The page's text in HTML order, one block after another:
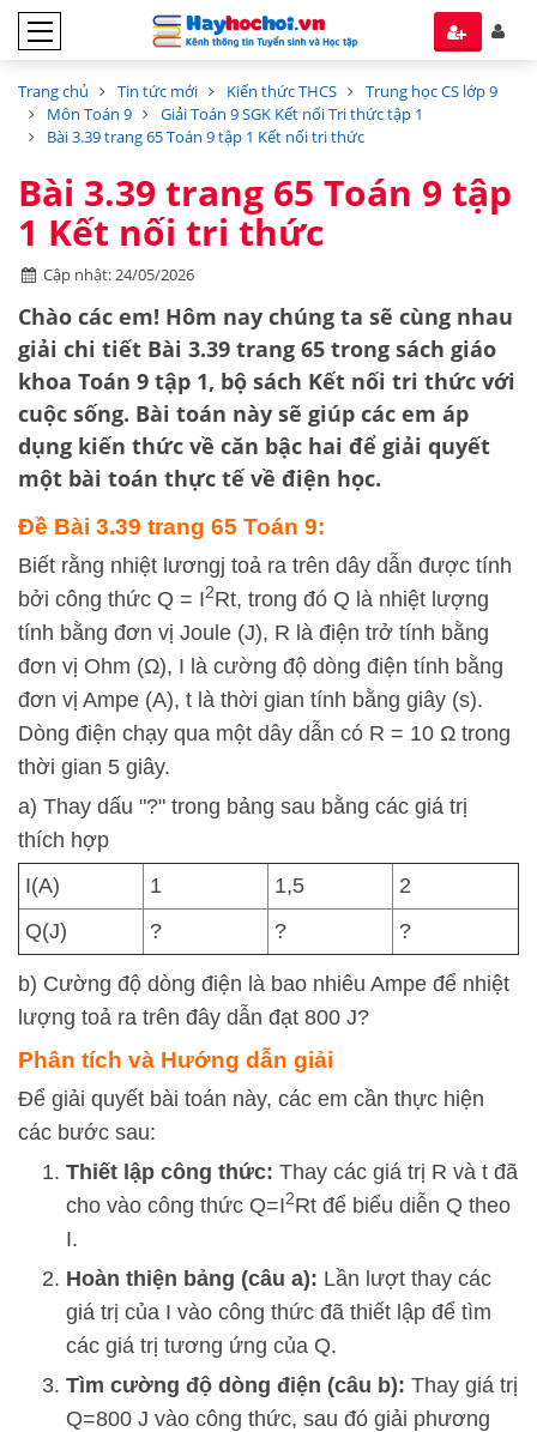
Trang chủ Tin tức mới Kiến thức THCS
Trung học CS lớp 9
Môn Toán 9
Giải Toán 9 SGK Kết nối Tri thức tập 1
Bài 3.39 trang 65 Toán 9 tập 1 Kết nối tri thức
Bài 3.39 trang 65 Toán 9 tập
1 Kết nối tri thức
Cập nhật: 24/05/2026
Chào các em! Hôm nay chúng ta sẽ cùng nhau
giải chi tiết Bài 3.39 trang 65 trong sách giáo
khoa Toán 9 tập 1, bộ sách Kết nối tri thức với
cuộc sống. Bài toán này sẽ giúp các em áp
dụng kiến thức về căn bậc hai để giải quyết
một bài toán thực tế về điện học.
Đề Bài 3.39 trang 65 Toán 9:
Biết rằng nhiệt lươngj toả ra trên dây dẫn được tính
bởi công thức Q = I2Rt, trong đó Q là nhiệt lượng
tính bằng đơn vị Joule (J), R là điện trở tính bằng
đơn vị Ohm (Ω), I là cường độ dòng điện tính bằng
đơn vị Ampe (A), t là thời gian tính bằng giây (s).
Dòng điện chạy qua một dây dẫn có R = 10 Ω trong
thời gian 5 giây.
a) Thay dấu "?" trong bảng sau bằng các giá trị
thích hợp
I(A)
1 1,5
2
Q(J)
? ? ?
b) Cường độ dòng điện là bao nhiêu Ampe để nhiệt
lượng toả ra trên đây dẫn đạt 800 J?
Phân tích và Hướng dẫn giải
Để giải quyết bài toán này, các em cần thực hiện
các bước sau:
Thiết lập công thức: Thay các giá trị R và t đã
cho vào công thức Q=I2Rt để biểu diễn Q theo
I.
Hoàn thiện bảng (câu a): Lần lượt thay các
giá trị của I vào công thức đã thiết lập để tìm
các giá trị tương ứng của Q.
Tìm cường độ dòng điện (câu b): Thay giá trị
Q=800 J vào công thức, sau đó giải phương